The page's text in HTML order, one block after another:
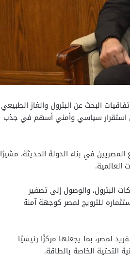
البحث عن البترول والغاز الطبيعي
استقرار سياسي وأمني أسهم في جذب
يونيو هو نتاج جهود جميع المصريين في بناء الدولة الحديثة، مشيرًا
العالمية.
دولار من مستحقات شركات البترول، والوصول إلى تصفير
للترويج لمصر كوجهة آمنة
لمصر، بما يجعلها مركزًا رئيسيًا
التحتية الخاصة بالطاقة.